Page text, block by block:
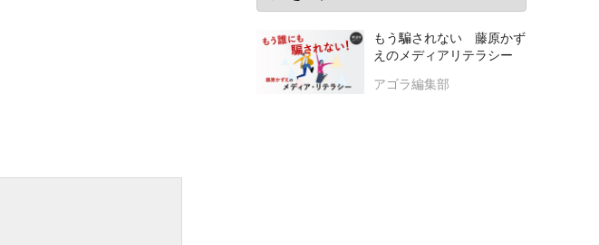
もう騙されない 藤原かず
えのメディアリテラシー
アゴラ編集部